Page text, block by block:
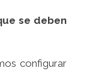
se deben
configurar